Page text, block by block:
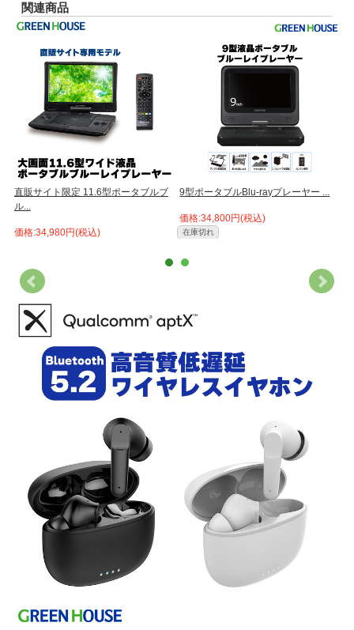
関連商品
直販サイト限定 11.6型ポータブルブ
ル...
価格:34,980円(税込)
9型ポータブルBlu-rayプレーヤー ...
価格:34,800円(税込)
在庫切れ